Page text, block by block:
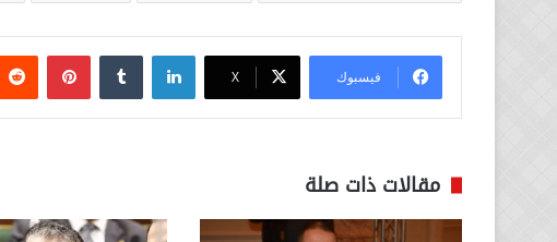
فيسبوك ‫X
لينكدإن
مقالات ذات صلة